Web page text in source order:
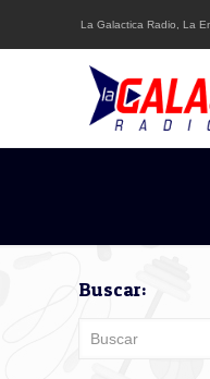
La Galactica Radio, La
Buscar: